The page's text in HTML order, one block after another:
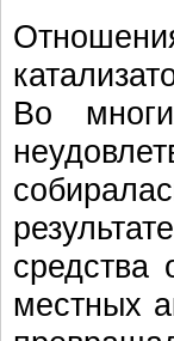
Во
средства
местных